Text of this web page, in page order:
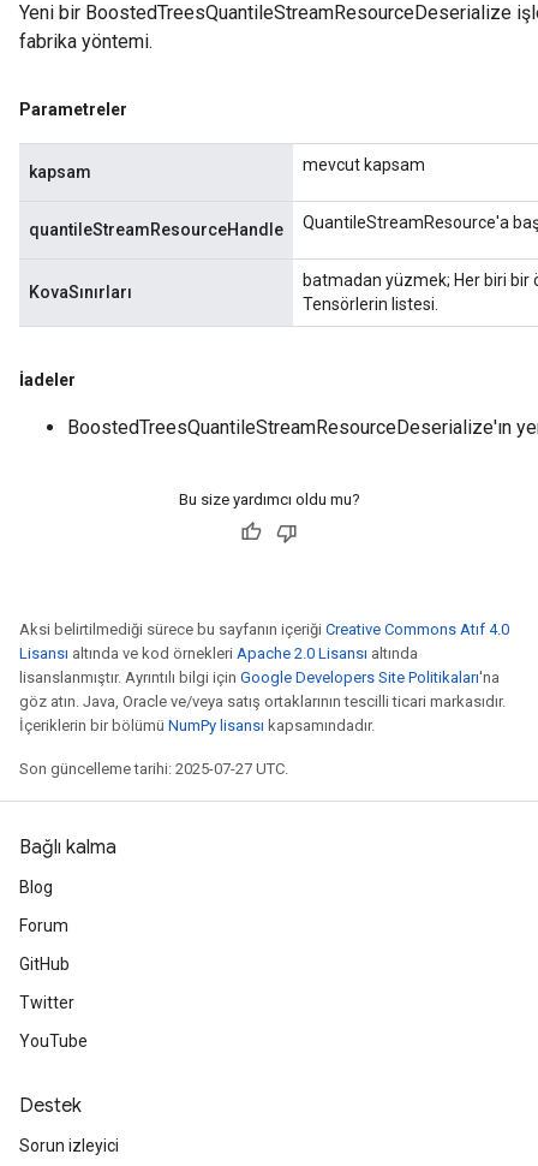
Yeni bir BoostedTreesQuantileStreamResourceDeserialize
fabrika yöntemi.
Parametreler
kapsam mevcut kapsam
quantileStreamResourceHandle QuantileStreamResource'a
KovaSınırları
batmadan yüzmek; Her biri bir
Tensörlerin listesi.
İadeler
BoostedTreesQuantileStreamResourceDeserialize'ın
Bu size yardımcı oldu mu?
Aksi belirtilmediği sürece bu sayfanın içeriği Creative Commons Atıf 4.0
Lisansı altında ve kod örnekleri Apache 2.0 Lisansı altında
lisanslanmıştır. Ayrıntılı bilgi için Google Developers Site Politikaları'na
göz atın. Java, Oracle ve/veya satış ortaklarının tescilli ticari markasıdır.
İçeriklerin bir bölümü NumPy lisansı kapsamındadır.
Son güncelleme tarihi: 2025-07-27 UTC.
Bağlı kalma
Blog
Forum
GitHub
Twitter
YouTube
Destek
Sorun izleyici